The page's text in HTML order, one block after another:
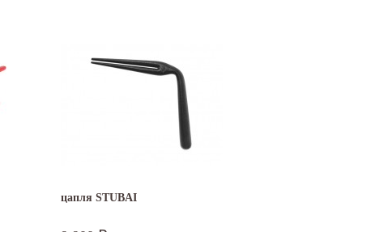
цапля STUBAI